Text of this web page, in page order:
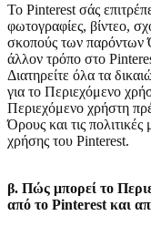
Το Pinterest σάς
φωτογραφίες, βίντεο,
σκοπούς των παρόντων
άλλον τρόπο στο
Διατηρείτε όλα τα
για το Περιεχόμενο
Περιεχόμενο χρήστη
Όρους και τις
χρήσης του Pinterest.
β. Πώς μπορεί το
από το Pinterest και